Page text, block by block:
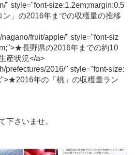
" style="font-size:1.2em;margin:0.5
」の2016年までの収穫量の推移
fruit/apple/" style="font-siz
長野県の2016年までの約10
産状況</a>
prefectures/2016/" style="font-size:
年の「桃」の収穫量ラン
下さいませ。